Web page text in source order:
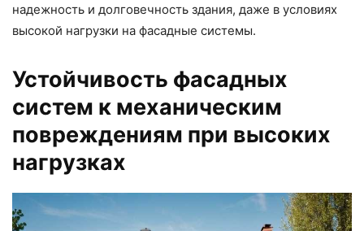
надежность и долговечность здания, даже в условиях
высокой нагрузки на фасадные системы.
Устойчивость фасадных
систем к механическим
повреждениям при высоких
нагрузках